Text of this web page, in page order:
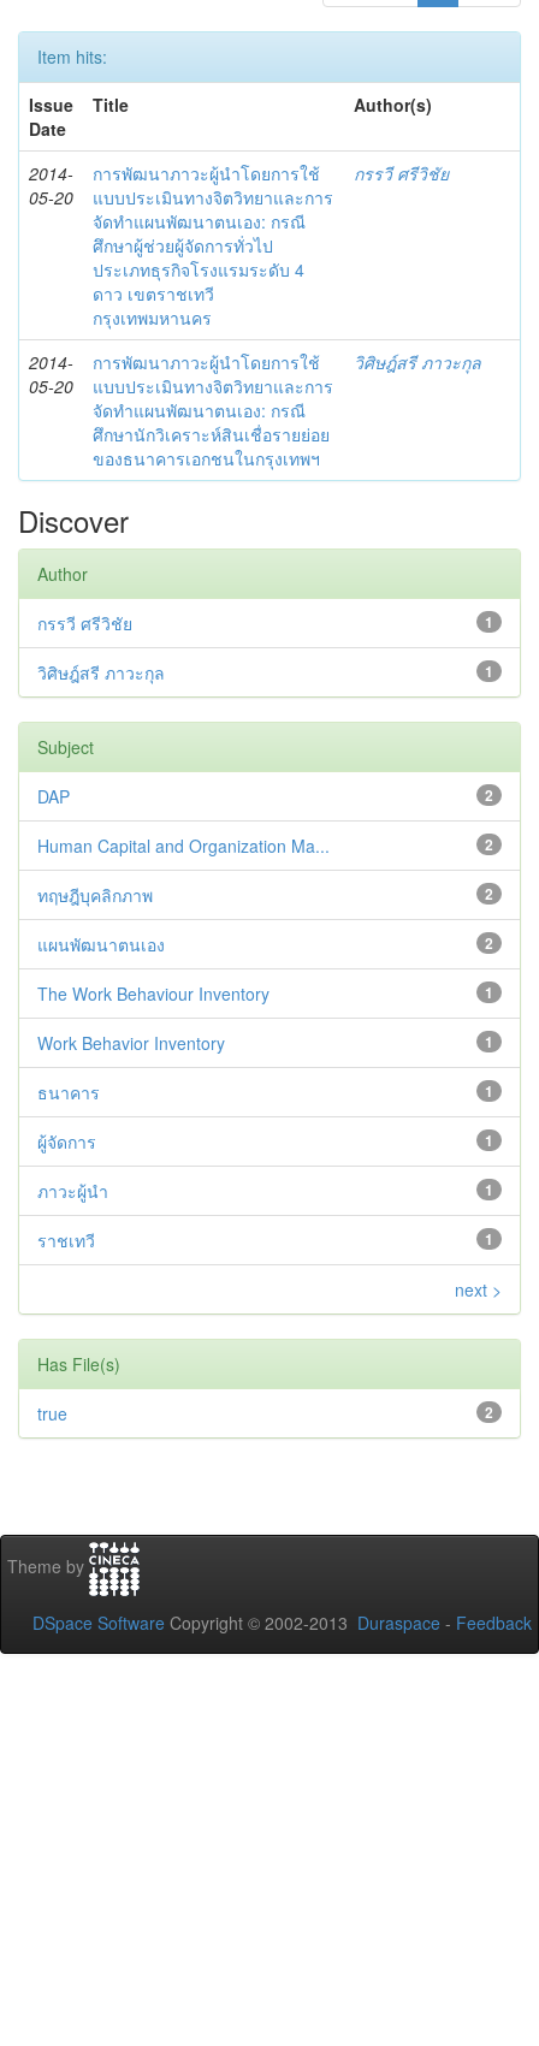
Item hits:
Issue
Date
Title Author(s)
2014-
05-20
การพัฒนาภาวะผู้นำโดยการใช้
แบบประเมินทางจิตวิทยาและการ
จัดทำแผนพัฒนาตนเอง: กรณี
ศึกษาผู้ช่วยผู้จัดการทั่วไป
ประเภทธุรกิจโรงแรมระดับ 4
ดาว เขตราชเทวี
กรุงเทพมหานคร
กรรวี ศรีวิชัย
2014-
05-20
การพัฒนาภาวะผู้นำโดยการใช้
แบบประเมินทางจิตวิทยาและการ
จัดทำแผนพัฒนาตนเอง: กรณี
ศึกษานักวิเคราะห์สินเชื่อรายย่อย
ของธนาคารเอกชนในกรุงเทพฯ
วิศิษฎ์สรี ภาวะกุล
Discover
Author
1
กรรวี ศรีวิชัย
1
วิศิษฎ์สรี ภาวะกุล
Subject
2
DAP
2
Human Capital and Organization Ma...
2
ทฤษฎีบุคลิกภาพ
2
แผนพัฒนาตนเอง
1
The Work Behaviour Inventory
1
Work Behavior Inventory
1
ธนาคาร
1
ผู้จัดการ
1
ภาวะผู้นำ
1
ราชเทวี
next >
Has File(s)
2
true
Theme by
DSpace Software Copyright © 2002-2013 Duraspace - Feedback